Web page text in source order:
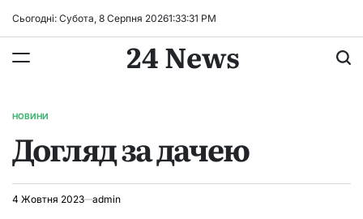
Сьогодні: Субота, 8 Серпня 20261:33:32 PM
24 News
ОПУБЛІКУВАТИ
НОВИНИ
Догляд за дачею
4 Жовтня 2023 admin